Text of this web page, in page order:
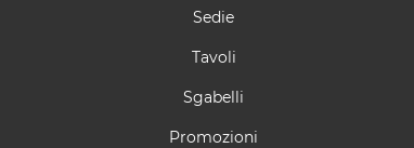
Sedie
Tavoli
Sgabelli
Promozioni